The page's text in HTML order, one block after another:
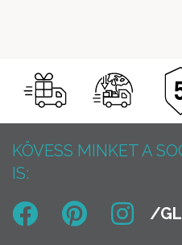
KÖVESS MINKET A
IS: